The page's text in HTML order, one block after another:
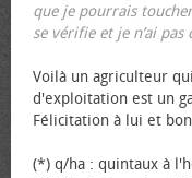
que je pourrais
se vérifie et je n’ai
Voilà un agriculteur
d'exploitation est un
Félicitation à lui et
(*) q/ha : quintaux à